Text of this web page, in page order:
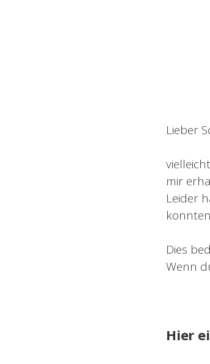
Lieber
mir
Leider
Dies
Wenn
Hier